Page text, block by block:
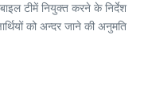
टीमें नियुक्त करने के निर्देश
को अन्दर जाने की अनुमति